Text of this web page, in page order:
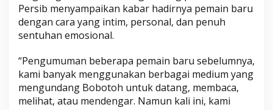
Persib menyampaikan kabar hadirnya pemain baru
dengan cara yang intim, personal, dan penuh
sentuhan emosional.
“Pengumuman beberapa pemain baru sebelumnya,
kami banyak menggunakan berbagai medium yang
mengundang Bobotoh untuk datang, membaca,
melihat, atau mendengar. Namun kali ini, kami